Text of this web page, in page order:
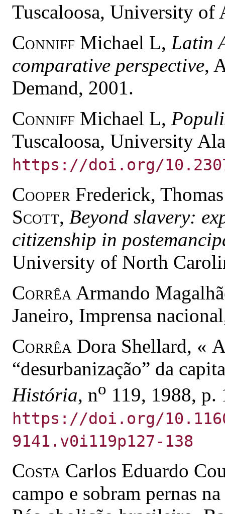
Tuscaloosa, University of
Conniff Michael L, Latin
comparative perspective,
Demand, 2001.
Conniff Michael L,
Tuscaloosa, University
https://doi.org/
Cooper Frederick,
Scott, Beyond slavery:
citizenship in
University of North
Corrêa Armando
Janeiro, Imprensa
Corrêa Dora Shellard, «
“desurbanização” da
História, no 119, 1988, p.
https://doi.org/
9141.v0i119p127-138
Costa Carlos Eduardo
campo e sobram pernas